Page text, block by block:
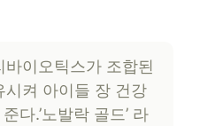
이오틱스가 조합된
시켜 아이들 장 건강
다.’노발락 골드’ 라